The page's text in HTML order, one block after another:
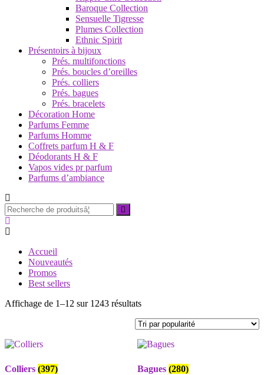
Baroque Collection
Sensuelle Tigresse
Plumes Collection
Ethnic Spirit
Présentoirs à bijoux
Prés. multifonctions
Prés. boucles d’oreilles
Prés. colliers
Prés. bagues
Prés. bracelets
Décoration Home
Parfums Femme
Parfums Homme
Coffrets parfum H & F
Déodorants H & F
Vapos vides pr parfum
Parfums d’ambiance
Recherche
pourÂ :
Accueil
Nouveautés
Promos
Best sellers
Affichage de 1–12 sur 1243 résultatsTrié
popularité
Colliers (397) Bagues (280)